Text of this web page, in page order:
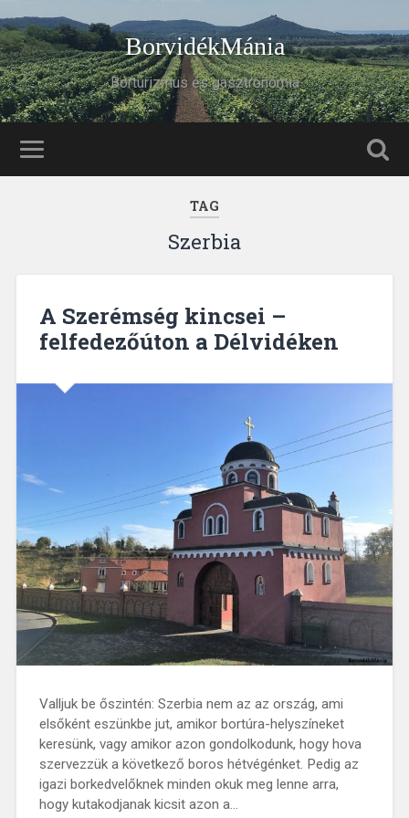
BorvidékMánia
Borturizmus és gasztronómia
TAG
Szerbia
A Szerémség kincsei –
felfedezőúton a Délvidéken
Valljuk be őszintén: Szerbia nem az az ország, ami
elsőként eszünkbe jut, amikor bortúra-helyszíneket
keresünk, vagy amikor azon gondolkodunk, hogy hova
szervezzük a következő boros hétvégénket. Pedig az
igazi borkedvelőknek minden okuk meg lenne arra,
hogy kutakodjanak kicsit azon a…